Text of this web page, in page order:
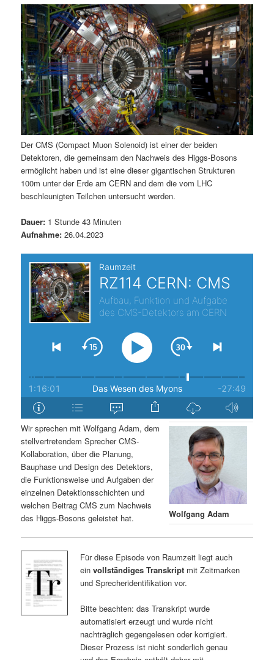
ä
r
e
n
I
n
h
l
t
s
p
n
g
e
n
n
d
ä
r
e
n
I
h
a
l
t
r
i
n
g
e
n
a
v
i
g
a
t
i
o
n
Der CMS (Compact Muon Solenoid) ist einer der beiden
Detektoren, die gemeinsam den Nachweis des Higgs-Bosons
ermöglicht haben und ist eine dieser gigantischen Strukturen
100m unter der Erde am CERN and dem die vom LHC
beschleunigten Teilchen untersucht werden.
Dauer: 1 Stunde 43 Minuten
Aufnahme: 26.04.2023
Wolfgang Adam
Wir sprechen mit Wolfgang Adam, dem
stellvertretendem Sprecher CMS-
Kollaboration, über die Planung,
Bauphase und Design des Detektors,
die Funktionsweise und Aufgaben der
einzelnen Detektionsschichten und
welchen Beitrag CMS zum Nachweis
des Higgs-Bosons geleistet hat.
Für diese Episode von Raumzeit liegt auch
ein vollständiges Transkriptmit Zeitmarken
und Sprecheridentifikation vor.
Bitte beachten: das Transkript wurde
automatisiert erzeugt und wurde nicht
nachträglich gegengelesen oder korrigiert.
Dieser Prozess ist nicht sonderlich genau